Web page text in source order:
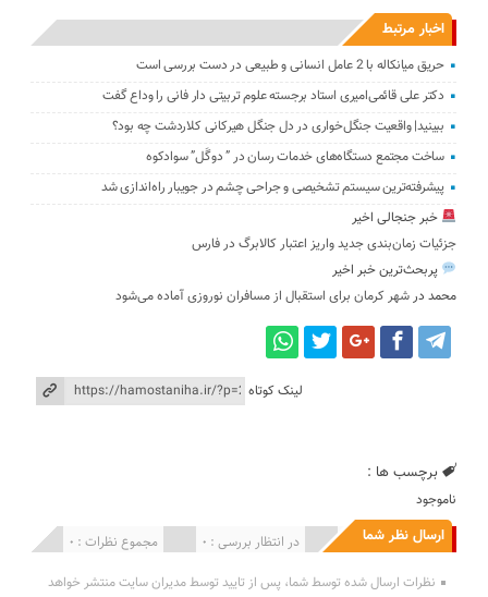
اخبار مرتبط
حریق میانکاله با 2 عامل انسانی و طبیعی در دست بررسی است
دکتر علی قائمی‌امیری استاد برجسته علوم تربیتی دار فانی را وداع گفت
ببینید| واقعیت جنگل‌خواری در دل جنگل هیرکانی کلاردشت چه بود؟
ساخت مجتمع دستگاه‌های خدمات رسان در ” دوگَل” سوادکوه
پیشرفته‌ترین سیستم تشخیصی و جراحی چشم در جویبار راه‌اندازی شد
خبر جنجالی اخیر
جزئیات زمان‌بندی جدید واریز اعتبار کالابرگ در فارس
پربحث‌ترین خبر اخیر
محمد درشهر کرمان برای استقبال از مسافران نوروزی آماده می‌شود
لینک کوتاه
برچسب ها :
ناموجود
ارسال نظر شما مجموع نظرات : 0 در انتظار بررسی : 0 انتشار یافته : 0
نظرات ارسال شده توسط شما، پس از تایید توسط مدیران سایت منتشر خواهد